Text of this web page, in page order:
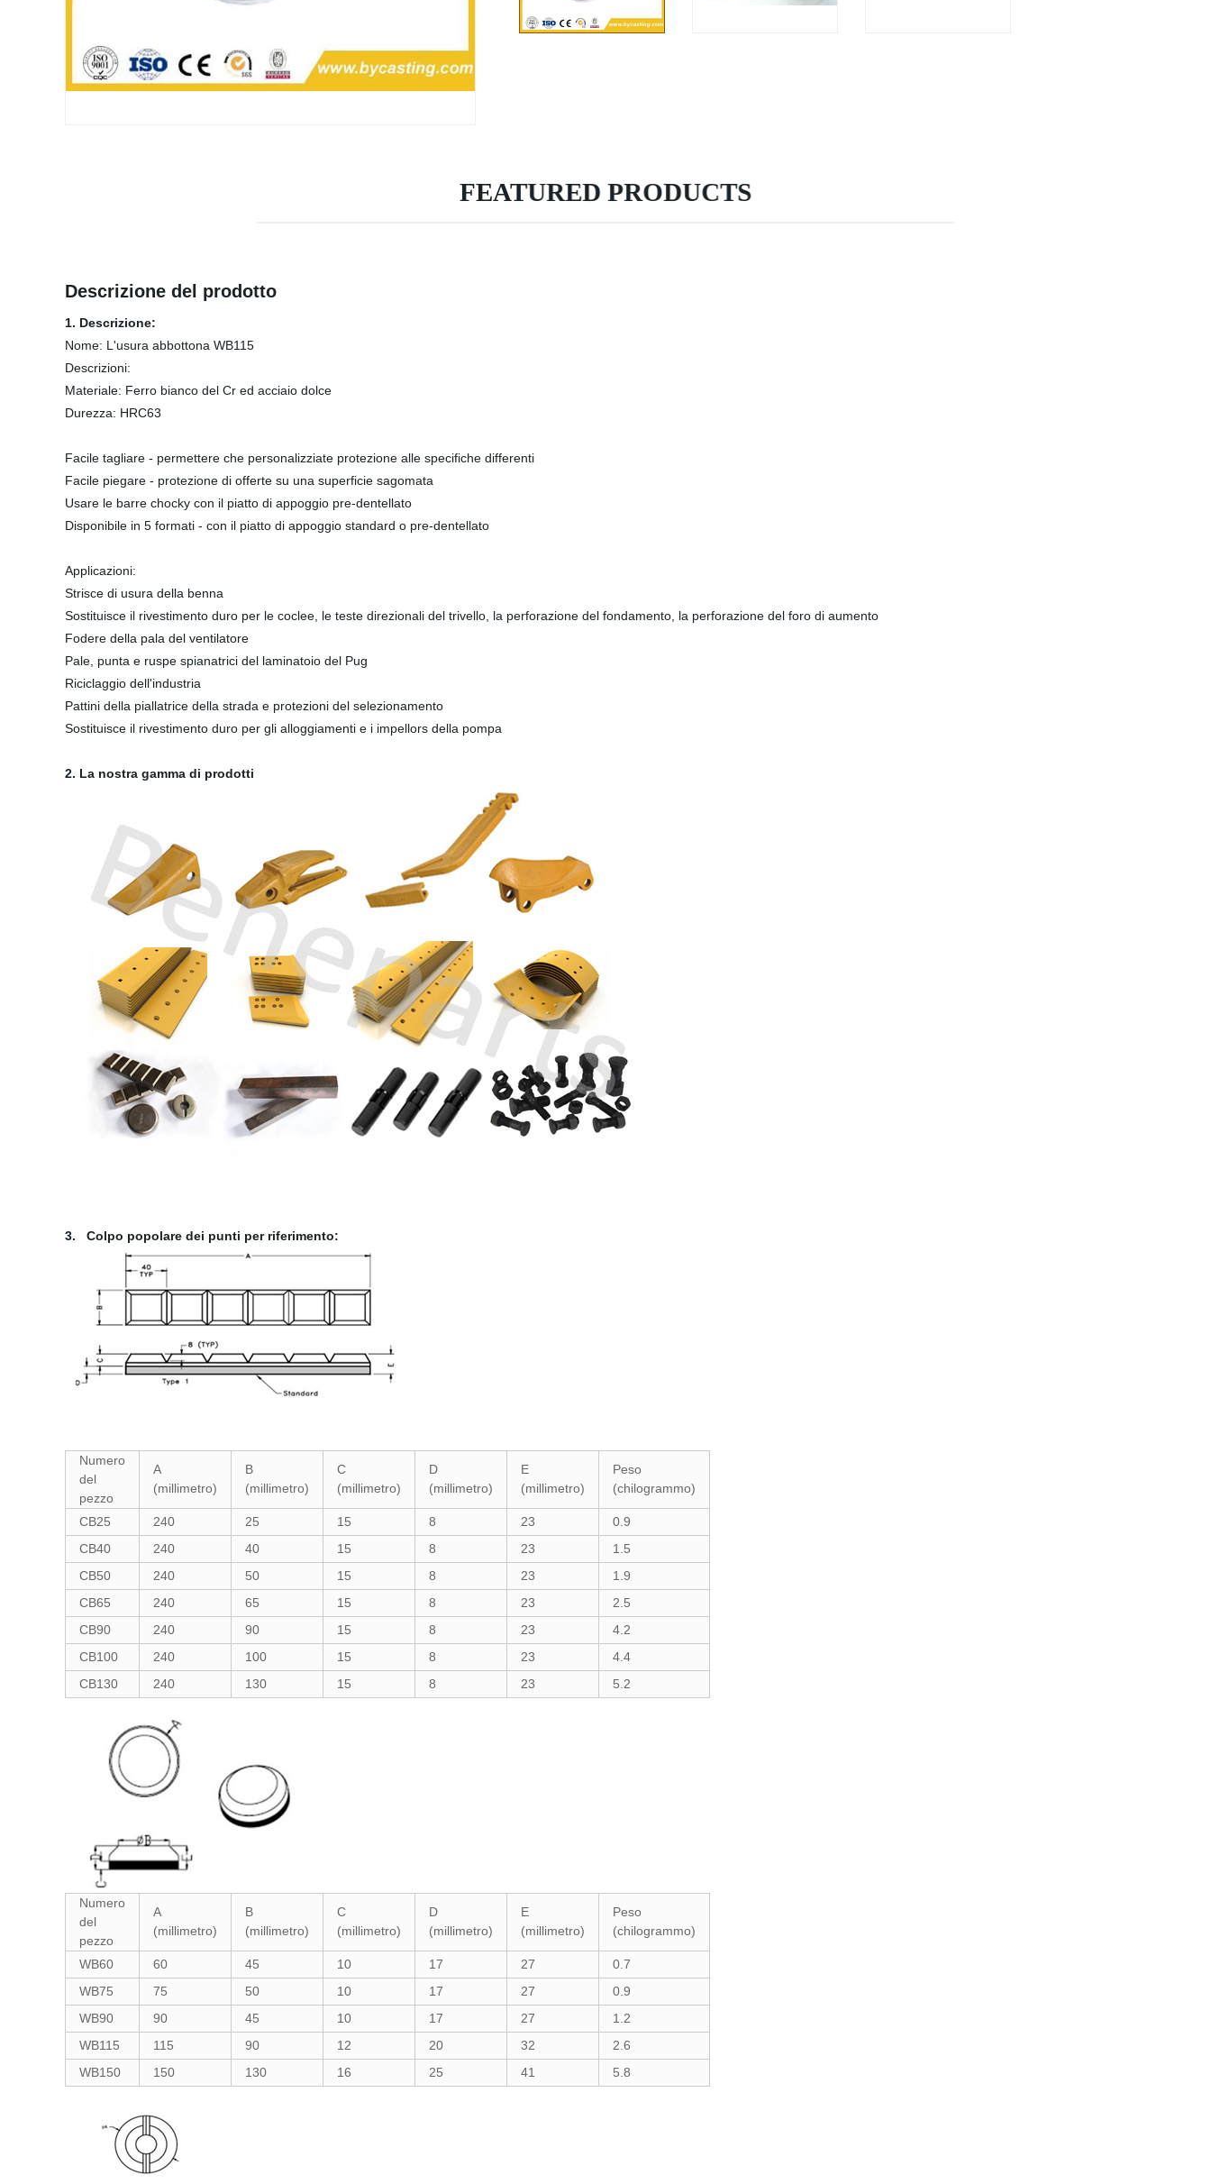
FEATURED PRODUCTS
Descrizione del prodotto
1. Descrizione:
Nome: L'usura abbottona WB115
Descrizioni:
Materiale: Ferro bianco del Cr ed acciaio dolce
Durezza: HRC63
Facile tagliare - permettere che personalizziate protezione alle specifiche differenti
Facile piegare - protezione di offerte su una superficie sagomata
Usare le barre chocky con il piatto di appoggio pre-dentellato
Disponibile in 5 formati - con il piatto di appoggio standard o pre-dentellato
Applicazioni:
Strisce di usura della benna
Sostituisce il rivestimento duro per le coclee, le teste direzionali del trivello, la perforazione del fondamento, la perforazione del foro di aumento
Fodere della pala del ventilatore
Pale, punta e ruspe spianatrici del laminatoio del Pug
Riciclaggio dell'industria
Pattini della piallatrice della strada e protezioni del selezionamento
Sostituisce il rivestimento duro per gli alloggiamenti e i impellors della pompa
2. La nostra gamma di prodotti
3. Colpo popolare dei punti per riferimento:
Numero
del
pezzo
A
(millimetro)
B
(millimetro)
C
(millimetro)
D
(millimetro)
E
(millimetro)
Peso
(chilogrammo)
CB25 240 25 15 8 23
0.9
CB40
240 40 15 8 23
1.5
CB50
240 50 15 8 23
1.9
CB65
240 65 15 8 23
2.5
CB90
240 90 15 8 23
4.2
CB100
240 100 15 8 23
4.4
CB130
240 130 15 8 23 5.2
Numero
del
pezzo
A
(millimetro)
B
(millimetro)
C
(millimetro)
D
(millimetro)
E
(millimetro)
Peso
(chilogrammo)
WB60 60 45 10 17 27
0.7
WB75
75 50 10 17 27
0.9
WB90
90 45 10 17 27
1.2
WB115
115 90 12 20 32
2.6
WB150
150 130 16 25 41 5.8